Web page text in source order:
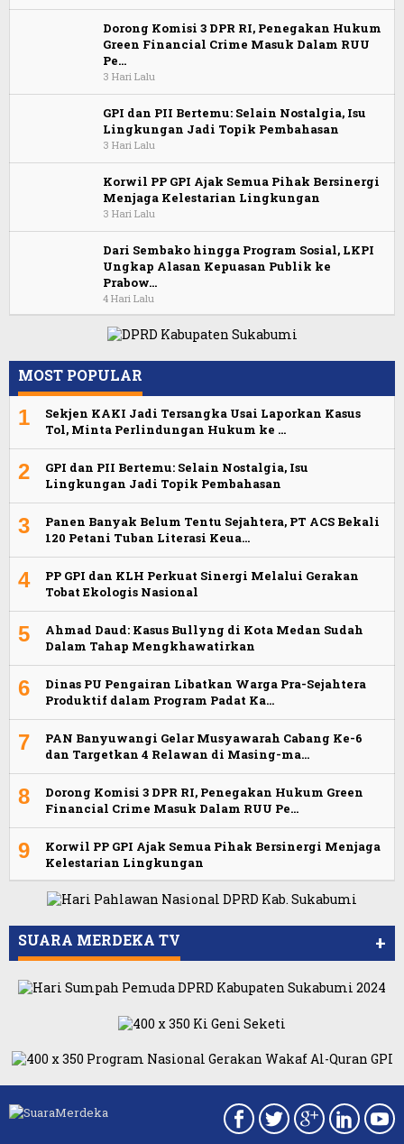
Dorong Komisi 3 DPR RI, Penegakan Hukum
Green Financial Crime Masuk Dalam RUU
Pe…
3 Hari Lalu
GPI dan PII Bertemu: Selain Nostalgia, Isu
Lingkungan Jadi Topik Pembahasan
3 Hari Lalu
Korwil PP GPI Ajak Semua Pihak Bersinergi
Menjaga Kelestarian Lingkungan
3 Hari Lalu
Dari Sembako hingga Program Sosial, LKPI
Ungkap Alasan Kepuasan Publik ke
Prabow…
4 Hari Lalu
MOST POPULAR
1
Sekjen KAKI Jadi Tersangka Usai Laporkan Kasus
Tol, Minta Perlindungan Hukum ke …
2
GPI dan PII Bertemu: Selain Nostalgia, Isu
Lingkungan Jadi Topik Pembahasan
3
Panen Banyak Belum Tentu Sejahtera, PT ACS Bekali
120 Petani Tuban Literasi Keua…
4
PP GPI dan KLH Perkuat Sinergi Melalui Gerakan
Tobat Ekologis Nasional
5
Ahmad Daud: Kasus Bullyng di Kota Medan Sudah
Dalam Tahap Mengkhawatirkan
6
Dinas PU Pengairan Libatkan Warga Pra-Sejahtera
Produktif dalam Program Padat Ka…
7
PAN Banyuwangi Gelar Musyawarah Cabang Ke-6
dan Targetkan 4 Relawan di Masing-ma…
8
Dorong Komisi 3 DPR RI, Penegakan Hukum Green
Financial Crime Masuk Dalam RUU Pe…
9
Korwil PP GPI Ajak Semua Pihak Bersinergi Menjaga
Kelestarian Lingkungan
SUARA MERDEKA TV +